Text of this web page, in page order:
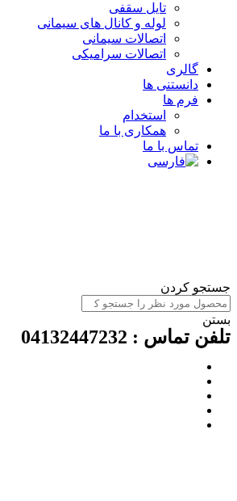
تایل سقفی
لوله و کانال های سیمانی
اتصالات سیمانی
اتصالات سرامیکی
گالری
دانستنی ها
فرم ها
استخدام
همکاری با ما
تماس با ما
جستجو کردن
بستن
تلفن تماس : 04132447232